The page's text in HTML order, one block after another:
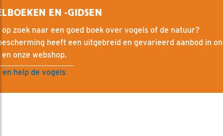
EN -GIDSEN
op zoek naar een goed boek over vogels of de natuur?
heeft een uitgebreid en gevarieerd aanbod in
onze webshop.
help de vogels